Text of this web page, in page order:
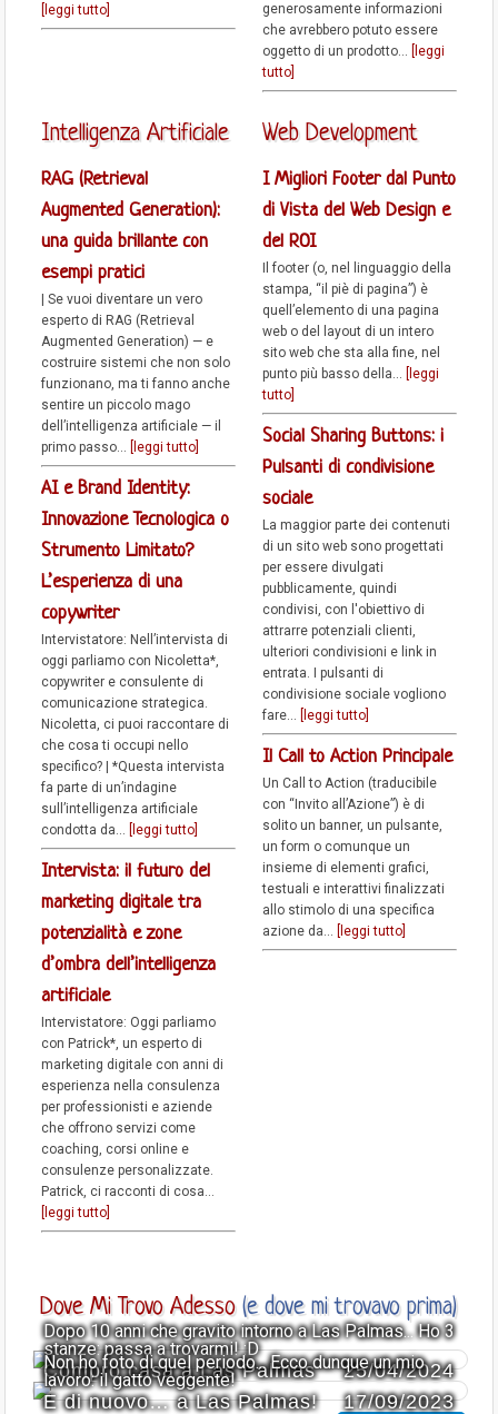
[leggi tutto]
generosamente informazioni
che avrebbero potuto essere
oggetto di un prodotto...
[leggi
tutto]
Intelligenza Artificiale
RAG (Retrieval
Augmented Generation):
una guida brillante con
esempi pratici
| Se vuoi diventare un vero
esperto di RAG (Retrieval
Augmented Generation) — e
costruire sistemi che non solo
funzionano, ma ti fanno anche
sentire un piccolo mago
dell’intelligenza artificiale — il
primo passo...
[leggi tutto]
AI e Brand Identity:
Innovazione Tecnologica o
Strumento Limitato?
L’esperienza di una
copywriter
Intervistatore: Nell’intervista di
oggi parliamo con Nicoletta*,
copywriter e consulente di
comunicazione strategica.
Nicoletta, ci puoi raccontare di
che cosa ti occupi nello
specifico? | *Questa intervista
fa parte di un’indagine
sull’intelligenza artificiale
condotta da...
[leggi tutto]
Intervista: il futuro del
marketing digitale tra
potenzialità e zone
d’ombra dell’intelligenza
artificiale
Intervistatore: Oggi parliamo
con Patrick*, un esperto di
marketing digitale con anni di
esperienza nella consulenza
per professionisti e aziende
che offrono servizi come
coaching, corsi online e
consulenze personalizzate.
Patrick, ci racconti di cosa...
[leggi tutto]
Web Development
I Migliori Footer dal Punto
di Vista del Web Design e
del ROI
Il footer (o, nel linguaggio della
stampa, “il piè di pagina”) è
quell’elemento di una pagina
web o del layout di un intero
sito web che sta alla fine, nel
punto più basso della...
[leggi
tutto]
Social Sharing Buttons: i
Pulsanti di condivisione
sociale
La maggior parte dei contenuti
di un sito web sono progettati
per essere divulgati
pubblicamente, quindi
condivisi, con l'obiettivo di
attrarre potenziali clienti,
ulteriori condivisioni e link in
entrata. I pulsanti di
condivisione sociale vogliono
fare...
[leggi tutto]
Il Call to Action Principale
Un Call to Action (traducibile
con “Invito all’Azione”) è di
solito un banner, un pulsante,
un form o comunque un
insieme di elementi grafici,
testuali e interattivi finalizzati
allo stimolo di una specifica
azione da...
[leggi tutto]
Dove Mi Trovo Adesso(e dove mi trovavo prima)
Compro casa a Las Palmas 25/04/2024
Dopo 10 anni che gravito intorno a Las Palmas... Ho 3
stanze: passa a trovarmi! :D
E di nuovo… a Las Palmas! 17/09/2023
Non ho foto di quel periodo... Ecco dunque un mio
lavoro: il gatto veggente!